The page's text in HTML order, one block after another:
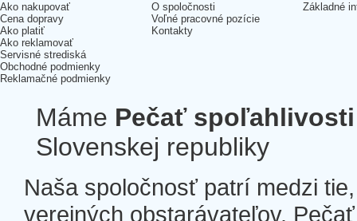
Ako nakupovať
Cena dopravy
Ako platiť
Ako reklamovať
Servisné strediská
Obchodné podmienky
Reklamačné podmienky
O spoločnosti
Voľné pracovné pozície
Kontakty
Základné
Máme Pečať spoľahlivosti
Slovenskej republiky
Naša spoločnosť patrí medzi
verejných obstarávateľov.